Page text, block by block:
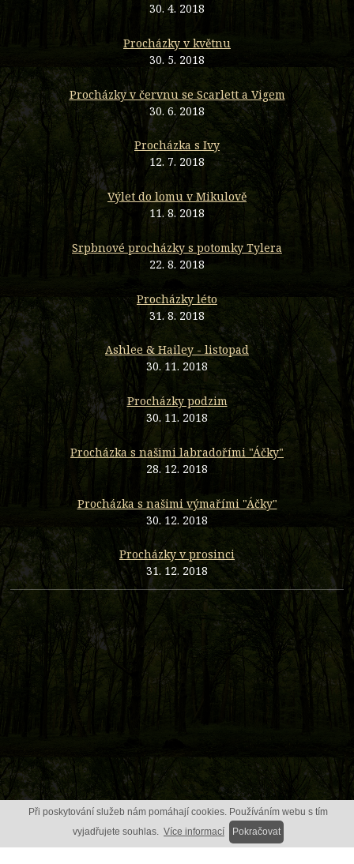
30. 4. 2018
Procházky v květnu
30. 5. 2018
Procházky v červnu se Scarlett a Vigem
30. 6. 2018
Procházka s Ivy
12. 7. 2018
Výlet do lomu v Mikulově
11. 8. 2018
Srpbnové procházky s potomky Tylera
22. 8. 2018
Procházky léto
31. 8. 2018
Ashlee & Hailey - listopad
30. 11. 2018
Procházky podzim
30. 11. 2018
Procházka s našimi labradořími "Áčky"
28. 12. 2018
Procházka s našimi výmařími "Áčky"
30. 12. 2018
Procházky v prosinci
31. 12. 2018
Při poskytování služeb nám pomáhají cookies. Používáním webu s tím
vyjadřujete souhlas. Více informací Pokračovat